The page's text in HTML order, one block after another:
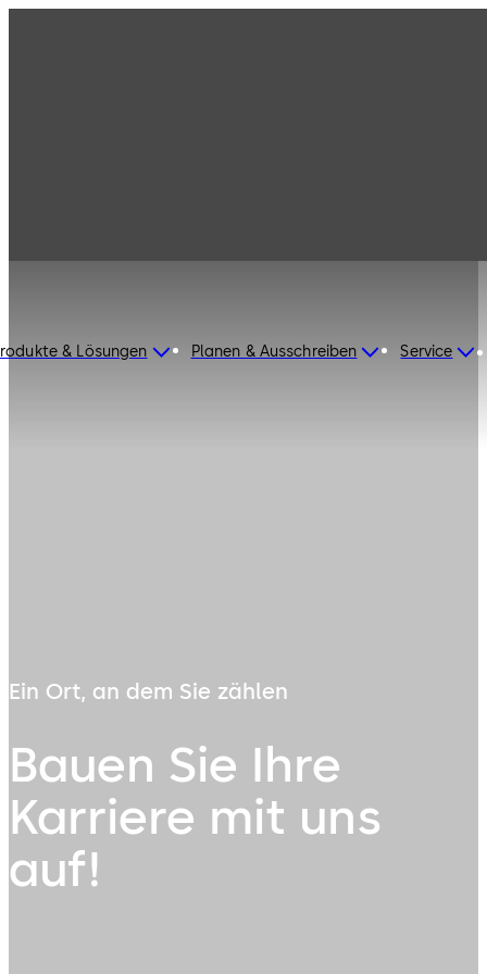
& Lösungen Planen & Ausschreiben Service
Ein Ort, an dem Sie zählen
Bauen Sie Ihre
Karriere mit uns
auf!